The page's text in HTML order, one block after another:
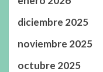
diciembre 2025
noviembre 2025
octubre 2025